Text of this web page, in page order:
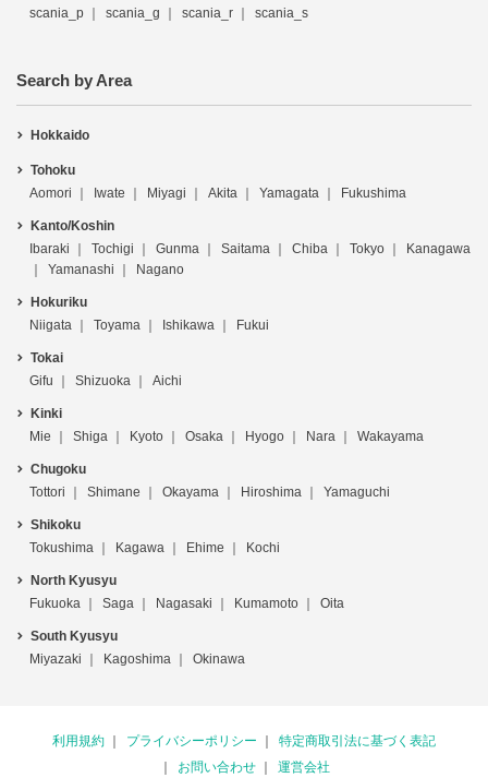
scania_p
scania_g scania_r scania_s
Search by Area
Hokkaido
Tohoku
Aomori
Iwate Miyagi Akita Yamagata Fukushima
Kanto/Koshin
Ibaraki
Tochigi Gunma Saitama Chiba Tokyo
Kanagawa
Yamanashi
Nagano
Hokuriku
Niigata
Toyama Ishikawa Fukui
Tokai
Gifu
Shizuoka Aichi
Kinki
Mie
Shiga Kyoto Osaka Hyogo Nara Wakayama
Chugoku
Tottori
Shimane Okayama Hiroshima Yamaguchi
Shikoku
Tokushima
Kagawa Ehime Kochi
North Kyusyu
Fukuoka
Saga Nagasaki Kumamoto Oita
South Kyusyu
Miyazaki
Kagoshima Okinawa
利用規約 プライバシーポリシー
特定商取引法に基づく表記
お問い合わせ
運営会社